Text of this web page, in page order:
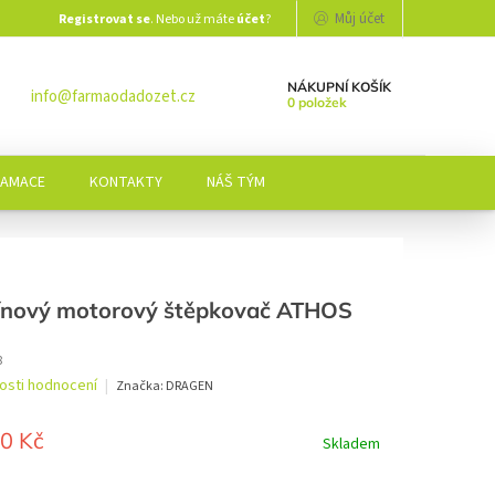
Registrovat se. Nebo už máteúčet? Můj účet
info@farmaodadozet.cz
NÁKUPNÍ KOŠÍK
0 položek
KONTAKTY NÁŠ TÝM
motorový štěpkovač ATHOS
hodnocení Značka: DRAGEN
Kč Skladem